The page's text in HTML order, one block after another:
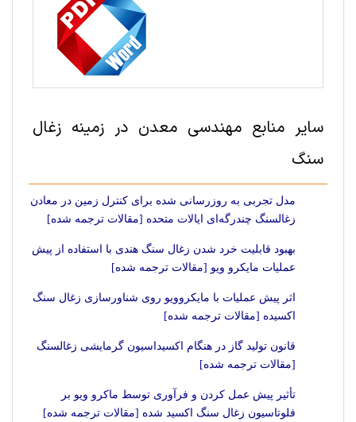
سایر منابع مهندسی معدن در زمینه زغال
سنگ
مدل تجربی به روزرسانی شده برای کنترل زمین در معادن
زغالسنگ چندرگه‌ای ایالات متحده [مقالات ترجمه شده]
بهبود قابلیت خرد شدن زغال سنگ هندی با استفاده از پیش
عملیات مایکرو ویو [مقالات ترجمه شده]
اثر پیش عملیات با مایکروویو روی شناورسازی زغال سنگ
اکسیده [مقالات ترجمه شده]
قانون تولید گاز در هنگام اکسیداسیون گرمایشی زغالسنگ
[مقالات ترجمه شده]
تأثیر پیش عمل کردن و فرآوری توسط ماکرو ویو بر
فلوتاسیون زغال سنگ اکسید شده [مقالات ترجمه شده]